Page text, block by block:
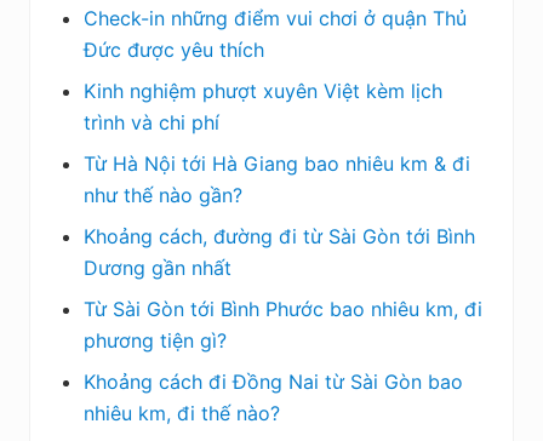
Check-in những điểm vui chơi ở quận Thủ
Đức được yêu thích
Kinh nghiệm phượt xuyên Việt kèm lịch
trình và chi phí
Từ Hà Nội tới Hà Giang bao nhiêu km & đi
như thế nào gần?
Khoảng cách, đường đi từ Sài Gòn tới Bình
Dương gần nhất
Từ Sài Gòn tới Bình Phước bao nhiêu km, đi
phương tiện gì?
Khoảng cách đi Đồng Nai từ Sài Gòn bao
nhiêu km, đi thế nào?